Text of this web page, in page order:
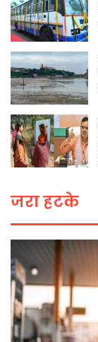
जरा हटके